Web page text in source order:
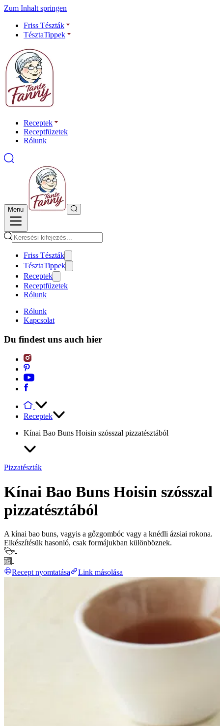
Zum Inhalt springen
Friss Tészták
TésztaTippek
Receptek
Receptfüzetek
Rólunk
Menu
Friss Tészták
TésztaTippek
Receptek
Receptfüzetek
Rólunk
Rólunk
Kapcsolat
Du findest uns auch hier
Receptek
Kínai Bao Buns Hoisin szósszal pizzatésztából
Pizzatészták
Kínai Bao Buns Hoisin szósszal
pizzatésztából
A kínai bao buns, vagyis a gőzgombóc vagy a knédli ázsiai rokona.
Elkészítésük hasonló, csak formájukban különböznek.
-
-
Recept nyomtatása
Link másolása